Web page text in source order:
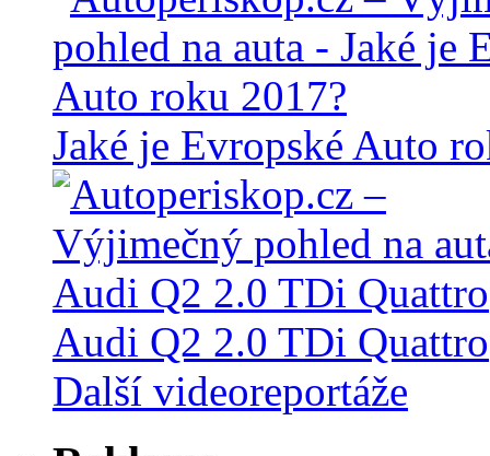
Jaké je Evropské Auto
Audi Q2 2.0 TDi Quattro
Další videoreportáže